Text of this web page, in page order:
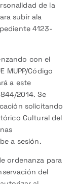
de la
subir ala
4123-
con el
MUPP/Código
a este
2014. Se
solicitando
Cultural del
a sesión.
ordenanza para
del